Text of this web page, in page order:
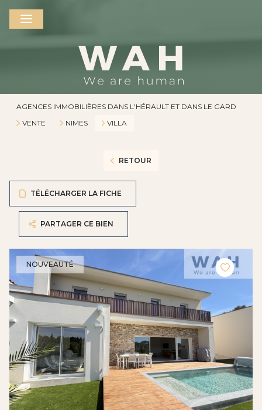
AGENCES IMMOBILIÈRES DANS L'HÉRAULT ET DANS LE GARD
VENTE
NIMES VILLA
RETOUR
TÉLÉCHARGER LA FICHE
PARTAGER CE BIEN
NOUVEAUTÉ